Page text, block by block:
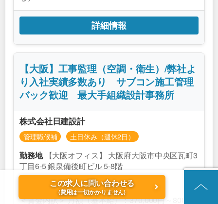
詳細情報
【大阪】工事監理（空調・衛生）/弊社よ
り入社実績多数あり サブコン施工管理
バック歓迎 最大手組織設計事務所
株式会社日建設計
管理職候補 土日休み（週休2日）
勤務地【大阪オフィス】 大阪府大阪市中央区瓦町3
丁目6-5 銀泉備後町ビル 5-8階
給与800万円～1500万円
＜賃金形態＞ 月給制
＜賃金内訳＞ 月額（基本給）：370,000円～800,00
この求人に問い合わせる
(費用は一切かかりません)